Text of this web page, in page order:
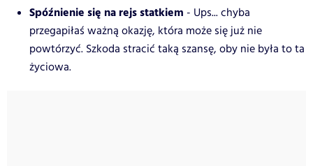
Spóźnienie się na rejs statkiem - Ups... chyba
przegapiłaś ważną okazję, która może się już nie
powtórzyć. Szkoda stracić taką szansę, oby nie była to ta
życiowa.